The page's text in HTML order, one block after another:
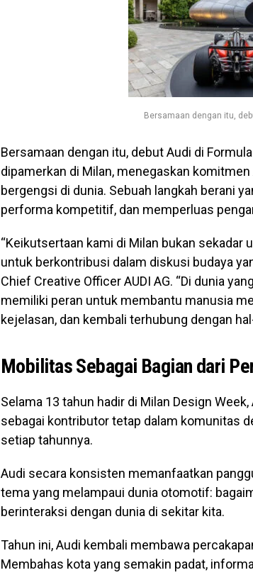
Bersamaan dengan itu,
Bersamaan dengan itu, debut Audi di
dipamerkan di Milan, menegaskan
bergengsi di dunia. Sebuah langkah berani
performa kompetitif, dan memperluas
“Keikutsertaan kami di Milan bukan sekadar
untuk berkontribusi dalam diskusi budaya
Chief Creative Officer AUDI AG. “Di dunia
memiliki peran untuk membantu manusia
kejelasan, dan kembali terhubung dengan
Mobilitas Sebagai Bagian dari
Selama 13 tahun hadir di Milan Design
sebagai kontributor tetap dalam komunitas
setiap tahunnya.
Audi secara konsisten memanfaatkan
tema yang melampaui dunia otomotif:
berinteraksi dengan dunia di sekitar kita.
Tahun ini, Audi kembali membawa
Membahas kota yang semakin padat,